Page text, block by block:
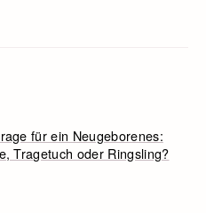
für ein Neugeborenes:
Tragetuch oder Ringsling?